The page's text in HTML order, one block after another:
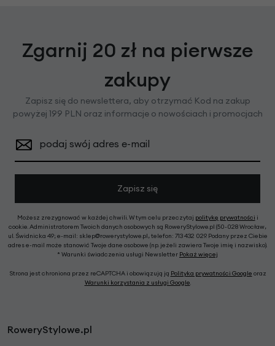
Zgarnij 20 zł na pierwsze
zakupy
Zapisz się do newslettera, aby otrzymać Kod na zakup
powyżej 199 PLN oraz informacje o nowościach i promocjach
podaj swój adres e-mail
Zapisz się
Możesz zrezygnować w każdej chwili. W tym celu przeczytaj politykę prywatności i
cookie. Administratorem Twoich danych osobowych są RoweryStylowe.pl (50-028 Wrocław,
ul. Świdnicka 49; e-mail: sklep@rowerystylowe.pl, telefon: 713 432 029. Podany przez Ciebie
adres e-mail może stanowić Twoje dane osobowe (np. jeżeli zawiera Twoje imię i nazwisko).
* Warunki świadczenia usługi Newsletter Pokaż więcej
Strona jest chroniona przez reCAPTCHA i obowiązują ją Polityka prywatności Google oraz
Warunki korzystania z usługi Google.
RoweryStylowe.pl